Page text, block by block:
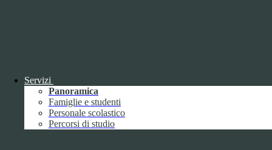
Servizi
Panoramica
Famiglie e studenti
Personale scolastico
Percorsi di studio
Bandi di concorso (da pubblicare in
tabelle)
Performance1